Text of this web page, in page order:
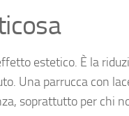
estetico. È la
Una parrucca con
soprattutto per chi